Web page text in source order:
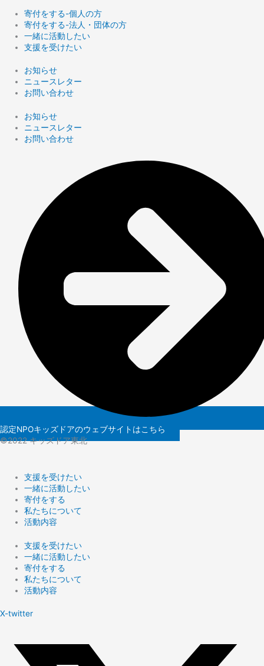
寄付をする-個人の方
寄付をする-法人・団体の方
一緒に活動したい
支援を受けたい
お知らせ
ニュースレター
お問い合わせ
お知らせ
ニュースレター
お問い合わせ
認定NPOキッズドアのウェブサイトはこちら
©️2022 キッズドア東北
支援を受けたい
一緒に活動したい
寄付をする
私たちについて
活動内容
支援を受けたい
一緒に活動したい
寄付をする
私たちについて
活動内容
X-twitter